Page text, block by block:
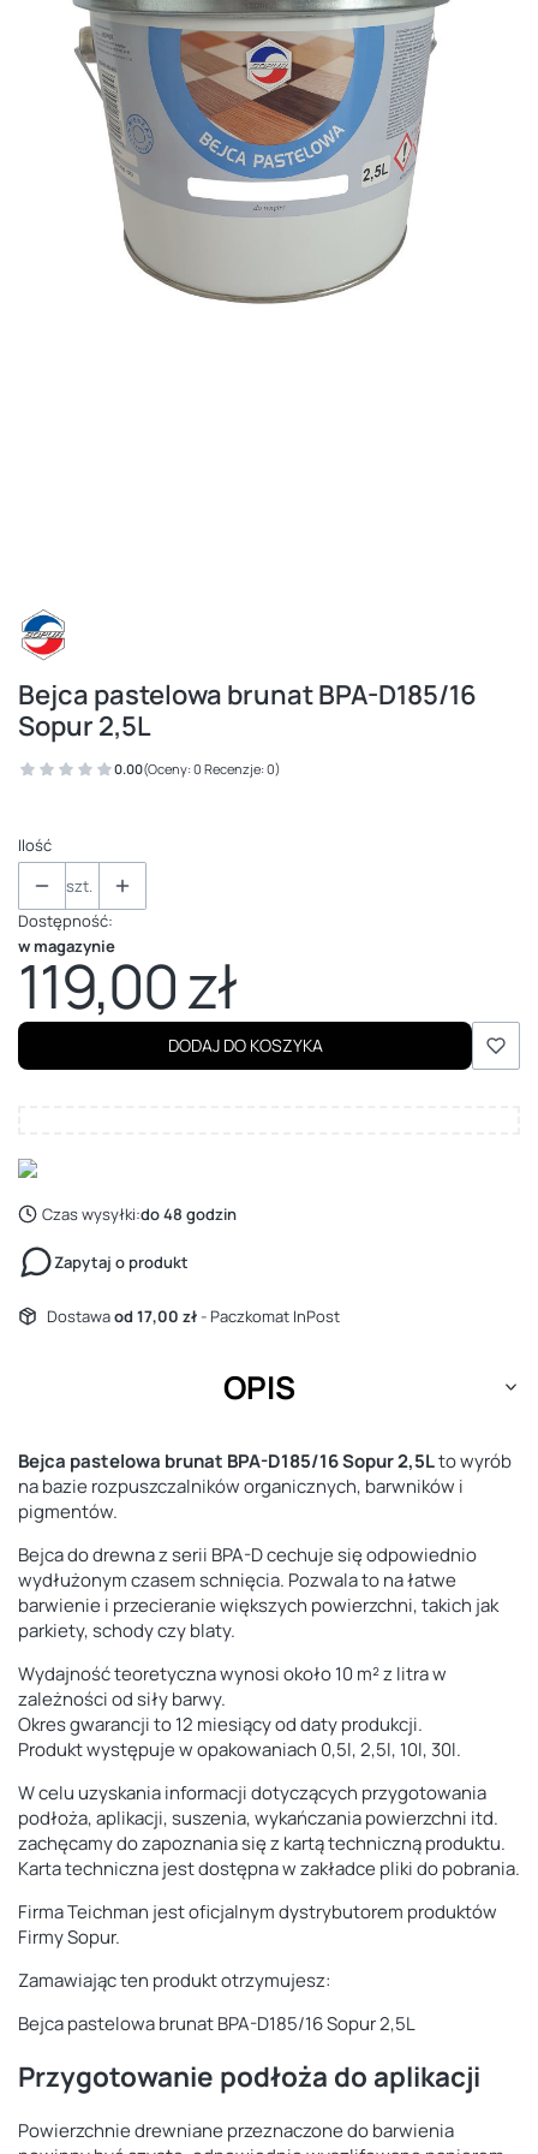
Bejca pastelowa brunat BPA-D185/16
Sopur 2,5L
0.00(Oceny: 0 Recenzje: 0)
Ilość
szt.
Dostępność:
w magazynie
Cena
119,00 zł
DODAJ DO KOSZYKA
Czas wysyłki:do 48 godzin
Zapytaj o produkt
Dostawaod 17,00 zł- Paczkomat InPost
OPIS
Bejca pastelowa brunat BPA-D185/16 Sopur 2,5Lto wyrób
na bazie rozpuszczalników organicznych, barwników i
pigmentów.
Bejca do drewna z serii BPA-D cechuje się odpowiednio
wydłużonym czasem schnięcia. Pozwala to na łatwe
barwienie i przecieranie większych powierzchni, takich jak
parkiety, schody czy blaty.
Wydajność teoretyczna wynosi około 10 m² z litra w
zależności od siły barwy.
Okres gwarancji to 12 miesiący od daty produkcji.
Produkt występuje w opakowaniach 0,5l, 2,5l, 10l, 30l.
W celu uzyskania informacji dotyczących przygotowania
podłoża, aplikacji, suszenia, wykańczania powierzchni itd.
zachęcamy do zapoznania się z kartą techniczną produktu.
Karta techniczna jest dostępna w zakładce pliki do pobrania.
Firma Teichman jest oficjalnym dystrybutorem produktów
Firmy Sopur.
Zamawiając ten produkt otrzymujesz:
Bejca pastelowa brunat BPA-D185/16 Sopur 2,5L
Przygotowanie podłoża do aplikacji
Powierzchnie drewniane przeznaczone do barwienia